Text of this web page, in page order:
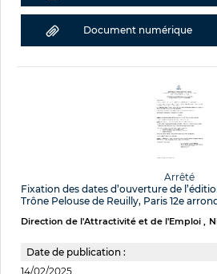
Document numérique
Arrêté
Fixation des dates d’ouverture de
Trône Pelouse de Reuilly, Paris 12e
Direction de l'Attractivité et de l'Emploi
Date de publication :
14/02/2025